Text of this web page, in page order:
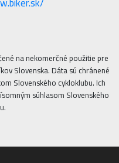
na nekomerčné použitie pre
Slovenska. Dáta sú chránené
Slovenského cykloklubu. Ich
súhlasom Slovenského